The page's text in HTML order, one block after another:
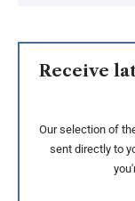
Receive
Our selection of
sent directly to